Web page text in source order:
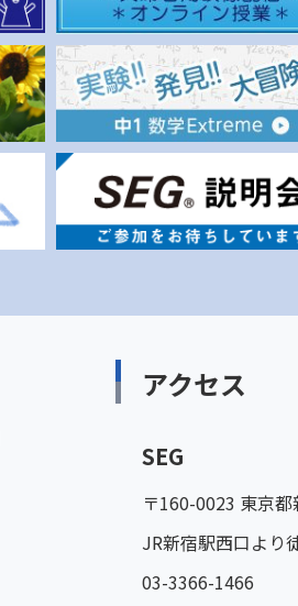
アクセス
SEG
〒160-0023 東京
JR新宿駅西口より
03-3366-1466